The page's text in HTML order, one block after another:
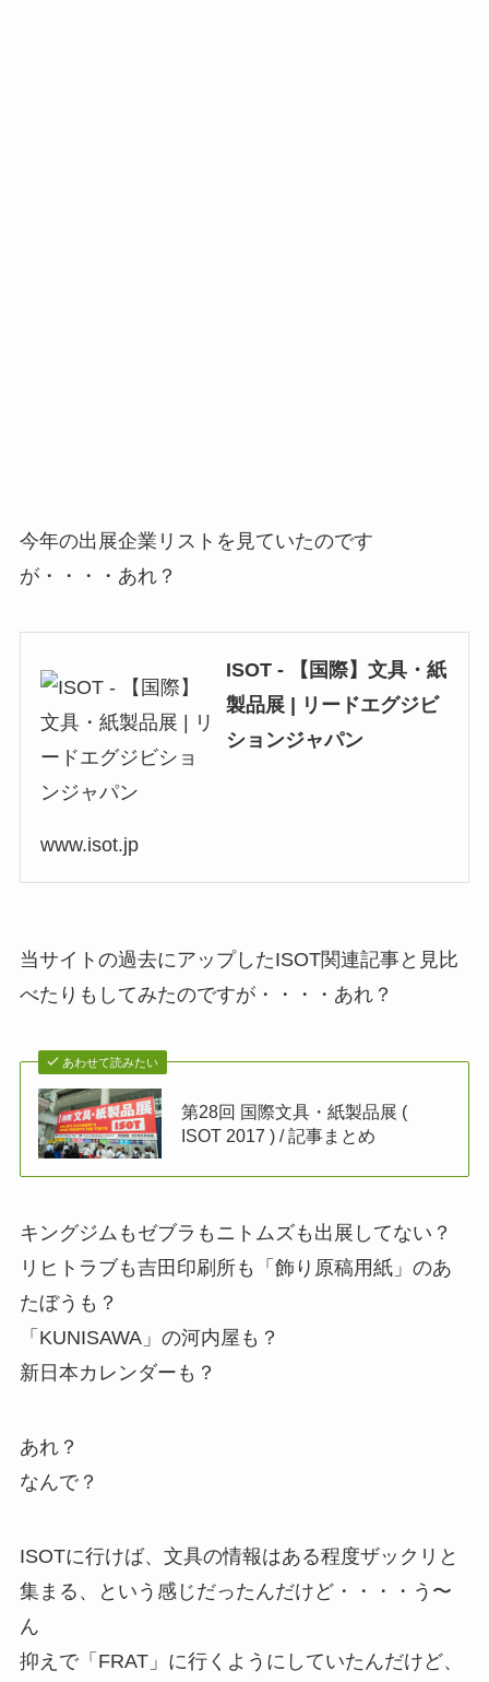
今年の出展企業リストを見ていたのです
が・・・・あれ？
ISOT - 【国際】文具・紙
製品展 | リードエグジビ
ションジャパン
www.isot.jp
当サイトの過去にアップしたISOT関連記事と見比
べたりもしてみたのですが・・・・あれ？
あわせて読みたい
第28回 国際文具・紙製品展 (
ISOT 2017 ) / 記事まとめ
キングジムもゼブラもニトムズも出展してない？
リヒトラブも吉田印刷所も「飾り原稿用紙」のあ
たぼうも？
「KUNISAWA」の河内屋も？
新日本カレンダーも？
あれ？
なんで？
ISOTに行けば、文具の情報はある程度ザックリと
集まる、という感じだったんだけど・・・・う〜
ん
抑えで「FRAT」に行くようにしていたんだけど、